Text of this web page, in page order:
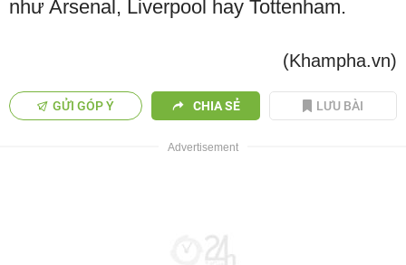
như Arsenal, Liverpool hay Tottenham.
(Khampha.vn)
GỬI GÓP Ý CHIA SẺ LƯU BÀI